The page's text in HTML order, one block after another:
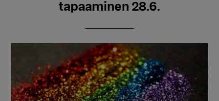
tapaaminen 28.6.